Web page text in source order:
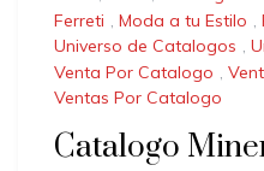
Ferreti , Moda a tu Estilo ,
Universo de Catalogos ,
Venta Por Catalogo ,
Ventas Por Catalogo
Catalogo